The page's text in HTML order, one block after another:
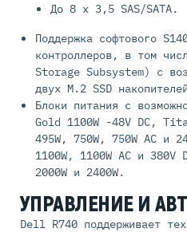
До 8 х 3,5 SAS/SATA.
Поддержка софтового
контроллеров, в том
Storage Subsystem) с
двух M.2 SSD
Блоки питания с
Gold 1100W -48V DC,
495W, 750W, 750W AC и
1100W, 1100W AC и 380V
2000W и 2400W.
УПРАВЛЕНИЕ И
Dell R740 поддерживает